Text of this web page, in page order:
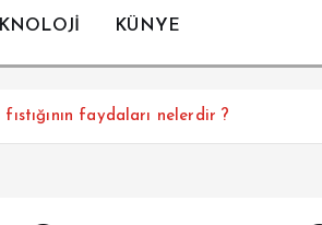
KÜNYE
fıstığının faydaları nelerdir ?